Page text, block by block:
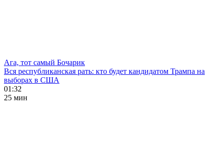
Ага, тот самый Бочарик
Вся республиканская рать: кто будет кандидатом Трампа на
выборах в США
01:32
25 мин